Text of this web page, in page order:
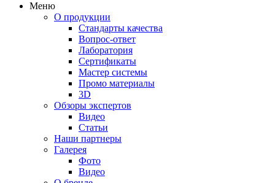
Меню
О продукции
Стандарты качества
Вопрос-ответ
Лаборатория
Сертификаты
Мастер системы
Промо материалы
3D
Обзоры экспертов
Видео
Статьи
Наши партнеры
Галерея
Фото
Видео